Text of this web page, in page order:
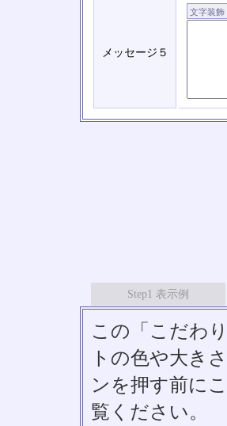
メッセージ５
Step1 表示例
この「こだわ
トの色や大き
ンを押す前に
覧ください。